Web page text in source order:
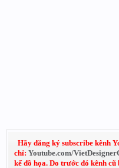
Hãy đăng ký subscribe kênh
chỉ: Youtube.com/
kế đồ họa. Do trước đó kênh